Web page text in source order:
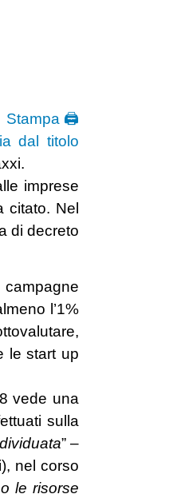
Stampa 🖨
dal titolo
imprese
citato. Nel
di decreto
l’1%
le start up
vede una
sulla
” –
nel corso
le risorse